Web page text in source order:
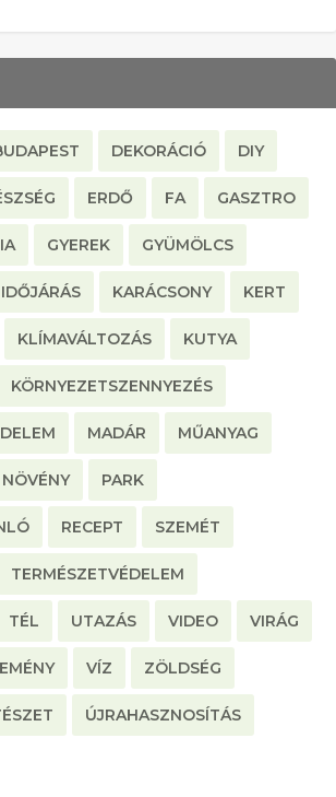
DEKORÁCIÓ DIY
ERDŐ FA GASZTRO
GYEREK GYÜMÖLCS
IDŐJÁRÁS KARÁCSONY KERT
KLÍMAVÁLTOZÁS KUTYA
KÖRNYEZETSZENNYEZÉS
MADÁR MŰANYAG
NÖVÉNY PARK
RECEPT SZEMÉT
TERMÉSZETVÉDELEM
TÉL UTAZÁS VIDEO VIRÁG
VÍZ ZÖLDSÉG
ÚJRAHASZNOSÍTÁS